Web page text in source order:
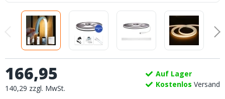
166,95
140,29 zzgl. MwSt.
Auf Lager
Kostenlos Versand